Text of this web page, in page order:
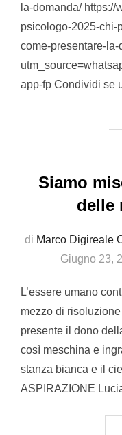
la-domanda/
psicologo-2025-chi-
come-presentare-la-
app-fp Condividi se
Siamo
delle
di Marco Digireale
Giugno 23,
L’essere umano
mezzo di
presente il dono
così meschina e
stanza bianca e il
ASPIRAZIONE